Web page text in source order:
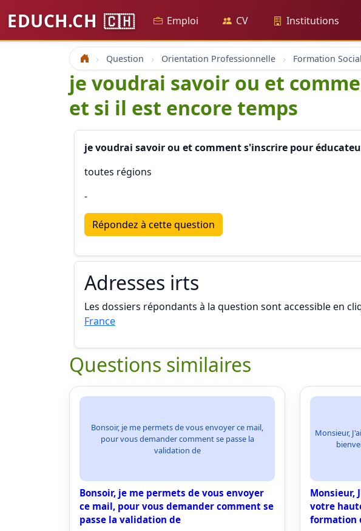
EDUCH.CH 🇨🇭 Emploi CV Institutions
Accueil Question Orientation Professionnelle Formation
je voudrai savoir ou et
et si il est encore temps
je voudrai savoir ou et comment s'inscrire pour
toutes régions
-
Répondez à cette question
Adresses irts
Les dossiers répondants à la question sont accessible en
France
Questions similaires
Bonsoir, je me permets de vous envoyer ce mail,
pour vous demander comment se passe la
validation de
Bonsoir, je me permets de vous envoyer
ce mail, pour vous demander comment se
passe la validation de
Monsieur,
Monsieur,
votre
formation